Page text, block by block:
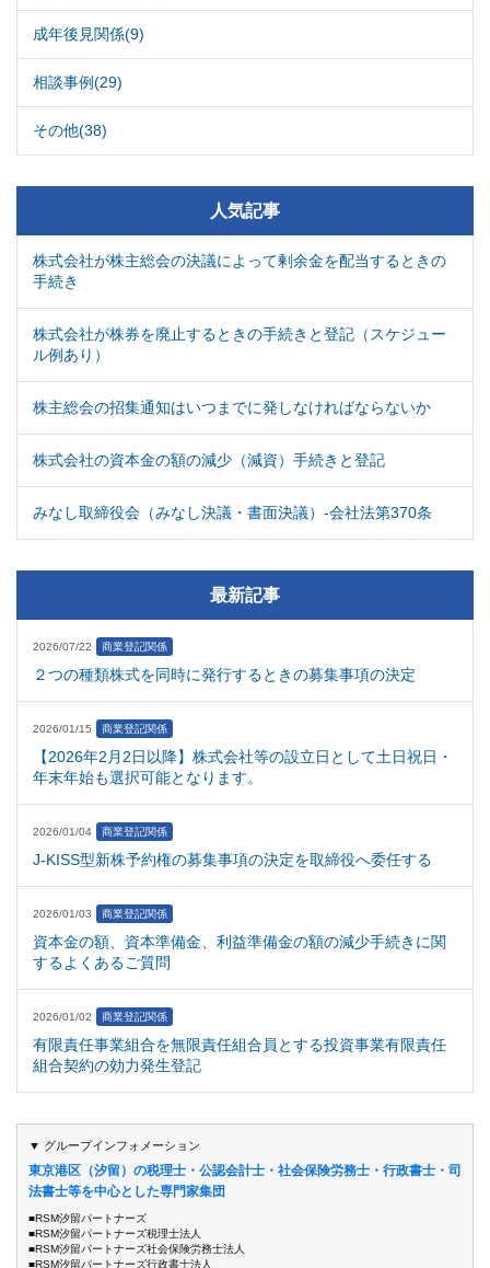
成年後見関係(9)
相談事例(29)
その他(38)
人気記事
株式会社が株主総会の決議によって剰余金を配当するときの
手続き
株式会社が株券を廃止するときの手続きと登記（スケジュー
ル例あり）
株主総会の招集通知はいつまでに発しなければならないか
株式会社の資本金の額の減少（減資）手続きと登記
みなし取締役会（みなし決議・書面決議）-会社法第370条
最新記事
2026/07/22 商業登記関係
２つの種類株式を同時に発行するときの募集事項の決定
2026/01/15 商業登記関係
【2026年2月2日以降】株式会社等の設立日として土日祝日・
年末年始も選択可能となります。
2026/01/04 商業登記関係
J-KISS型新株予約権の募集事項の決定を取締役へ委任する
2026/01/03 商業登記関係
資本金の額、資本準備金、利益準備金の額の減少手続きに関
するよくあるご質問
2026/01/02 商業登記関係
有限責任事業組合を無限責任組合員とする投資事業有限責任
組合契約の効力発生登記
▼ グループインフォメーション
東京港区（汐留）の税理士・公認会計士・社会保険労務士・行政書士・司
法書士等を中心とした専門家集団
■RSM汐留パートナーズ
■RSM汐留パートナーズ税理士法人
■RSM汐留パートナーズ社会保険労務士法人
■RSM汐留パートナーズ行政書士法人